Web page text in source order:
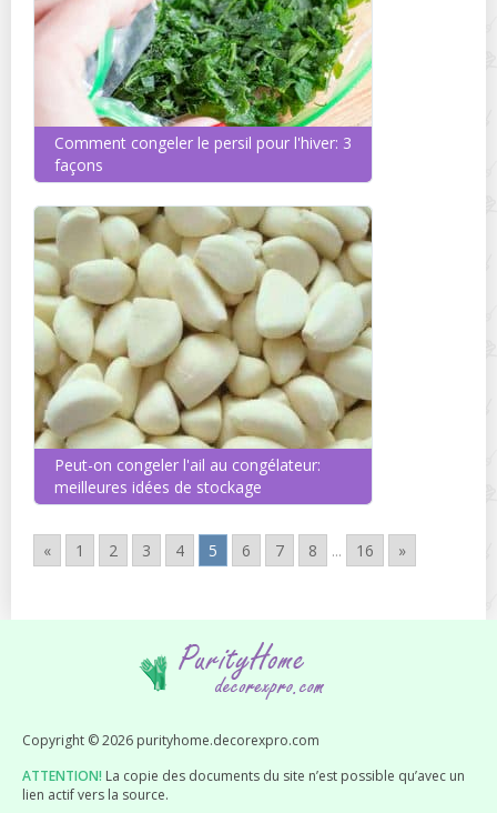
Comment congeler le persil pour l'hiver: 3
façons
Peut-on congeler l'ail au congélateur:
meilleures idées de stockage
« 1 2 3 4 5 6 7 8 ... 16 »
Copyright © 2026 purityhome.decorexpro.com
ATTENTION! La copie des documents du site n’est possible qu’avec un
lien actif vers la source.